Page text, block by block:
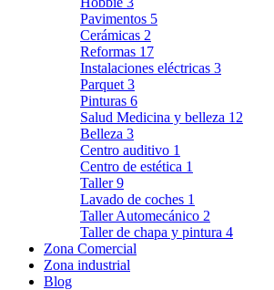
Pavimentos 5
Cerámicas 2
Reformas 17
Instalaciones eléctricas 3
Parquet 3
Pinturas 6
Salud Medicina y belleza 12
Belleza 3
Centro auditivo 1
Centro de estética 1
Taller9
Lavado de coches 1
Taller Automecánico 2
Taller de chapa y pintura 4
Zona Comercial
Zona industrial
Blog